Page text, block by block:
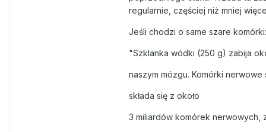
usprawiedliwiają swoje
czy ma ochotę palić w ramach
po 10 latach od odstawienia.
regularnie, częściej niż mniej
Jeśli chodzi o same szare komórki:
"Szklanka wódki (250 g) zabija
naszym mózgu. Komórki
składa się z około
3 miliardów komórek nerwowych,